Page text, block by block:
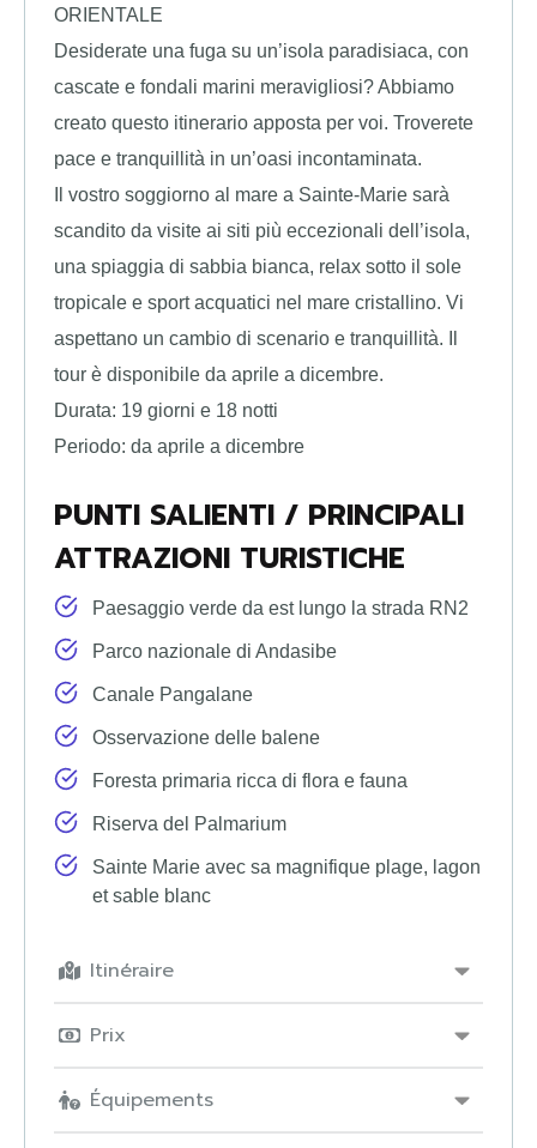
Itinéraire
Prix
Équipements
ORIENTALE
Desiderate una fuga su un’isola paradisiaca, con
cascate e fondali marini meravigliosi? Abbiamo
creato questo itinerario apposta per voi. Troverete
pace e tranquillità in un’oasi incontaminata.
Il vostro soggiorno al mare a Sainte-Marie sarà
scandito da visite ai siti più eccezionali dell’isola,
una spiaggia di sabbia bianca, relax sotto il sole
tropicale e sport acquatici nel mare cristallino. Vi
aspettano un cambio di scenario e tranquillità. Il
tour è disponibile da aprile a dicembre.
Durata: 19 giorni e 18 notti
Periodo: da aprile a dicembre
PUNTI SALIENTI / PRINCIPALI
ATTRAZIONI TURISTICHE
Paesaggio verde da est lungo la strada RN2
Parco nazionale di Andasibe
Canale Pangalane
Osservazione delle balene
Foresta primaria ricca di flora e fauna
Riserva del Palmarium
Sainte Marie avec sa magnifique plage, lagon
et sable blanc